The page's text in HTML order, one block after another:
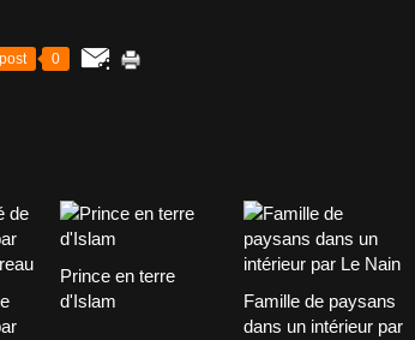
0
Prince en terre
d'Islam
Famille de paysans
dans un intérieur par